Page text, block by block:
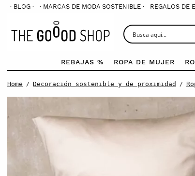
· BLOG · · MARCAS DE MODA SOSTENIBLE · REGALOS DE
REBAJAS % ROPA DE MUJER
Home / Decoración sostenible y de proximidad /